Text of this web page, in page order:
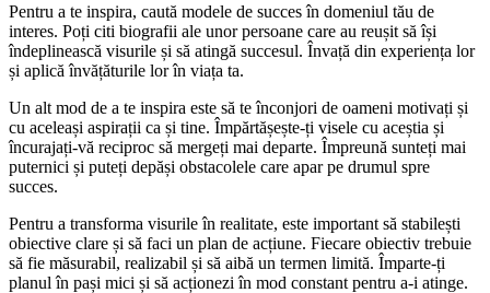
Pentru a te inspira, caută modele de succes în domeniul tău de
interes. Poți citi biografii ale unor persoane care au reușit să își
îndeplinească visurile și să atingă succesul. Învață din experiența lor
și aplică învățăturile lor în viața ta.
Un alt mod de a te inspira este să te înconjori de oameni motivați și
cu aceleași aspirații ca și tine. Împărtășește-ți visele cu aceștia și
încurajați-vă reciproc să mergeți mai departe. Împreună sunteți mai
puternici și puteți depăși obstacolele care apar pe drumul spre
succes.
Pentru a transforma visurile în realitate, este important să stabilești
obiective clare și să faci un plan de acțiune. Fiecare obiectiv trebuie
să fie măsurabil, realizabil și să aibă un termen limită. Împarte-ți
planul în pași mici și să acționezi în mod constant pentru a-i atinge.